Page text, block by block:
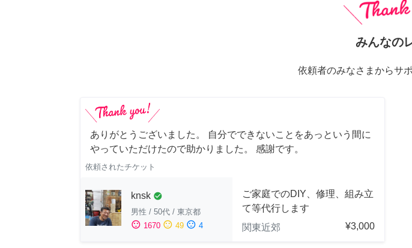
みんなの
依頼者のみなさまからサ
ありがとうございました。 自分でできないことをあっという間に
やっていただけたので助かりました。 感謝です。
依頼されたチケット
knsk check_circle
男性 / 50代 / 東京都
sentiment_satisfied 1670 sentiment_neutral 49 sentiment_dissatisfied 4
ご家庭でのDIY、修理、組み立
て等代行します
関東近郊
¥3,000